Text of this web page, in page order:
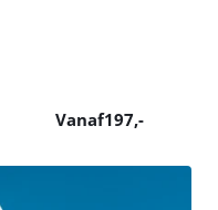
Vanaf197,-